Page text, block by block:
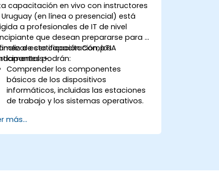
capacitación en vivo con instructores
Uruguay (en línea o presencial) está
a profesionales de IT de nivel
que desean prepararse para el
de certificación CompTIA
esta capacitación, los
podrán:
Comprender los componentes
básicos de los dispositivos
informáticos, incluidas las estaciones
de trabajo y los sistemas operativos.
eficazmente diferentes tipos de datos
y bases de datos.
más...